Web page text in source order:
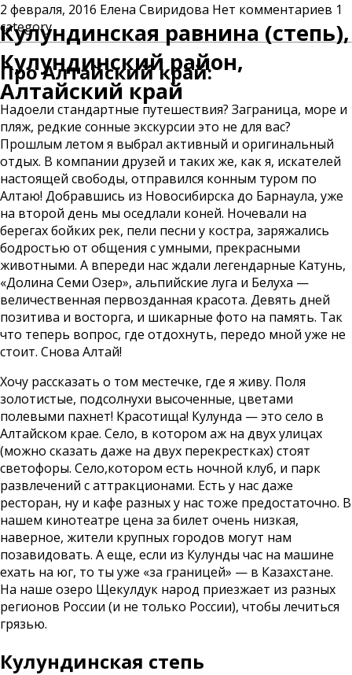
Кулундинская равнина (степь),
Кулундинский район,
Алтайский край
2 февраля, 2016 Елена Свиридова Нет комментариев 1
category
Про Алтайский край:
Надоели стандартные путешествия? Заграница, море и
пляж, редкие сонные экскурсии это не для вас?
Прошлым летом я выбрал активный и оригинальный
отдых. В компании друзей и таких же, как я, искателей
настоящей свободы, отправился конным туром по
Алтаю! Добравшись из Новосибирска до Барнаула, уже
на второй день мы оседлали коней. Ночевали на
берегах бойких рек, пели песни у костра, заряжались
бодростью от общения с умными, прекрасными
животными. А впереди нас ждали легендарные Катунь,
«Долина Семи Озер», альпийские луга и Белуха —
величественная первозданная красота. Девять дней
позитива и восторга, и шикарные фото на память. Так
что теперь вопрос, где отдохнуть, передо мной уже не
стоит. Снова Алтай!
Хочу рассказать о том местечке, где я живу. Поля
золотистые, подсолнухи высоченные, цветами
полевыми пахнет! Красотища! Кулунда — это село в
Алтайском крае. Село, в котором аж на двух улицах
(можно сказать даже на двух перекрестках) стоят
светофоры. Село,котором есть ночной клуб, и парк
развлечений с аттракционами. Есть у нас даже
ресторан, ну и кафе разных у нас тоже предостаточно. В
нашем кинотеатре цена за билет очень низкая,
наверное, жители крупных городов могут нам
позавидовать. А еще, если из Кулунды час на машине
ехать на юг, то ты уже «за границей» — в Казахстане.
На наше озеро Щекулдук народ приезжает из разных
регионов России (и не только России), чтобы лечиться
грязью.
Кулундинская степь